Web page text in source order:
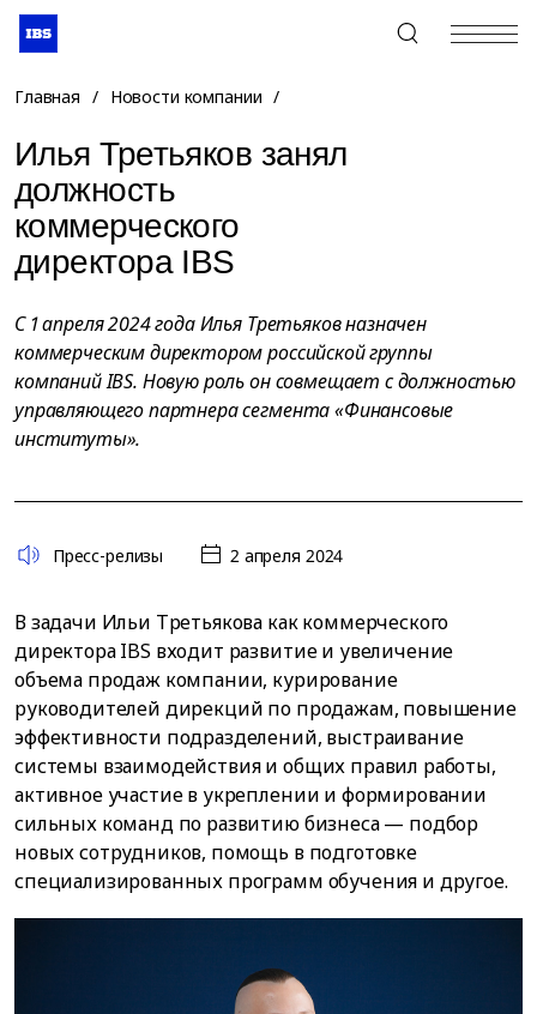
+7 (495) 967-80-80
Главная / Новости компании /
Илья Третьяков занял
должность
коммерческого
директора IBS
С 1 апреля 2024 года Илья Третьяков назначен
коммерческим директором российской группы
компаний IBS. Новую роль он совмещает с должностью
управляющего партнера сегмента «Финансовые
институты».
Пресс-релизы 2 апреля 2024
В задачи Ильи Третьякова как коммерческого
директора IBS входит развитие и увеличение
объема продаж компании, курирование
руководителей дирекций по продажам, повышение
эффективности подразделений, выстраивание
системы взаимодействия и общих правил работы,
активное участие в укреплении и формировании
сильных команд по развитию бизнеса — подбор
новых сотрудников, помощь в подготовке
специализированных программ обучения и другое.